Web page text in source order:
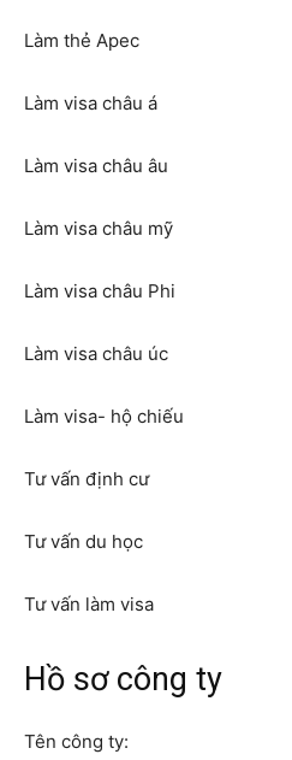
Làm thẻ Apec
Làm visa châu á
Làm visa châu âu
Làm visa châu mỹ
Làm visa châu Phi
Làm visa châu úc
Làm visa- hộ chiếu
Tư vấn định cư
Tư vấn du học
Tư vấn làm visa
Hồ sơ công ty
Tên công ty: